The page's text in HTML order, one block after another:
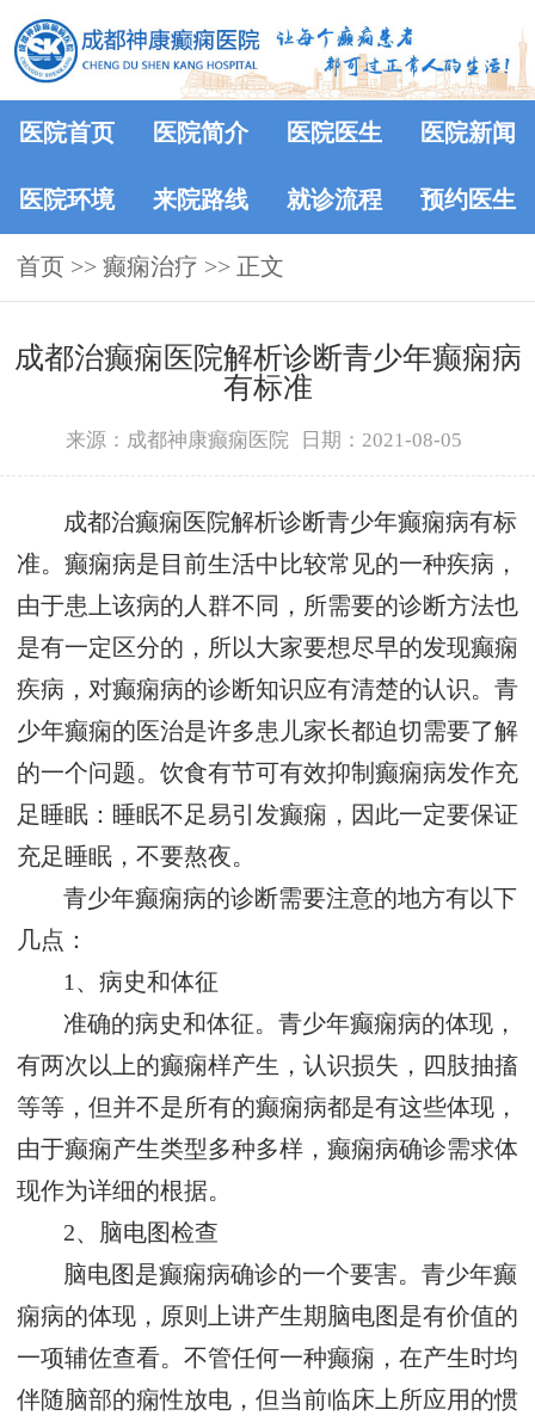
医院首页 医院简介 医院医生 医院新闻
医院环境 来院路线 就诊流程 预约医生
首页 >> 癫痫治疗 >> 正文
成都治癫痫医院解析诊断青少年癫痫病
有标准
来源：成都神康癫痫医院 日期：2021-08-05
成都治癫痫医院解析诊断青少年癫痫病有标
准。癫痫病是目前生活中比较常见的一种疾病，
由于患上该病的人群不同，所需要的诊断方法也
是有一定区分的，所以大家要想尽早的发现癫痫
疾病，对癫痫病的诊断知识应有清楚的认识。青
少年癫痫的医治是许多患儿家长都迫切需要了解
的一个问题。饮食有节可有效抑制癫痫病发作充
足睡眠：睡眠不足易引发癫痫，因此一定要保证
充足睡眠，不要熬夜。
青少年癫痫病的诊断需要注意的地方有以下
几点：
1、病史和体征
准确的病史和体征。青少年癫痫病的体现，
有两次以上的癫痫样产生，认识损失，四肢抽搐
等等，但并不是所有的癫痫病都是有这些体现，
由于癫痫产生类型多种多样，癫痫病确诊需求体
现作为详细的根据。
2、脑电图检查
脑电图是癫痫病确诊的一个要害。青少年癫
痫病的体现，原则上讲产生期脑电图是有价值的
一项辅佐查看。不管任何一种癫痫，在产生时均
伴随脑部的痫性放电，但当前临床上所应用的惯